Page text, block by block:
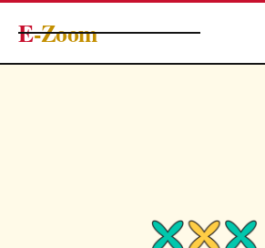
E-Zoom
MARKETING & DIGITAL